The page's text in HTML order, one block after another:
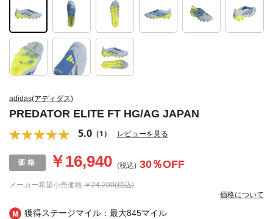
獲得ステージマイル：最大845マイル
adidas(アディダス)
PREDATOR ELITE FT HG/AG JAPAN
5.0 （1） レビューを見る
メーカー希望小売価格 ￥24,200(税込)
￥16,940 (税込) 30％OFF
価格について